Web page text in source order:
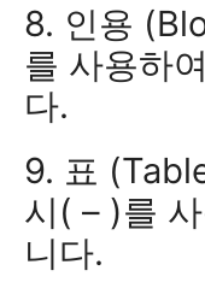
8. 인용
를 사용하
다.
9. 표
시( – )를
니다.